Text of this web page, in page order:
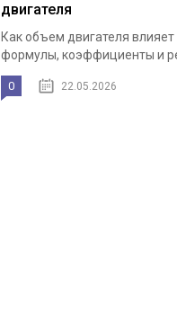
двигателя
Как объем двигателя
формулы, коэффициенты и
0 22.05.2026